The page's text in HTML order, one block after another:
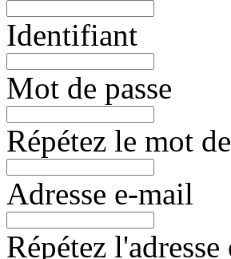
Identifiant
Mot de passe
Répétez le mot
Adresse e-mail
Répétez